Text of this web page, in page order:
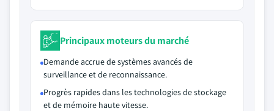
Principaux moteurs du marché
Demande accrue de systèmes avancés de
surveillance et de reconnaissance.
Progrès rapides dans les technologies de stockage
et de mémoire haute vitesse.